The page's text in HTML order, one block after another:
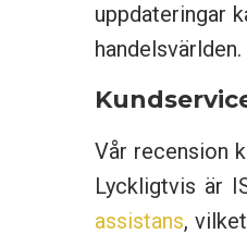
uppdateringar
handelsvärlden.
Vår recension
Lyckligtvis är
assistans,